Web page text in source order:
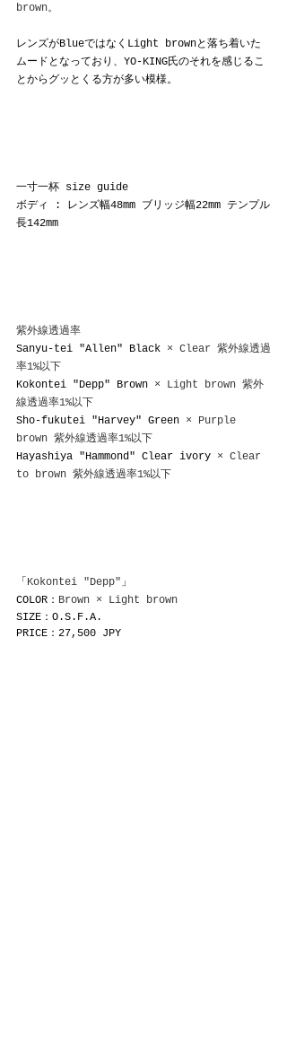
brown。
レンズがBlueではなくLight brownと落ち着いた
ムードとなっており、YO-KING氏のそれを感じるこ
とからグッとくる方が多い模様。
一寸一杯 size guide
ボディ : レンズ幅48mm ブリッジ幅22mm テンプル
長142mm
紫外線透過率
Sanyu-tei "Allen" Black × Clear 紫外線透過
率1%以下
Kokontei "Depp" Brown × Light brown 紫外
線透過率1%以下
Sho-fukutei "Harvey" Green × Purple
brown 紫外線透過率1%以下
Hayashiya "Hammond" Clear ivory × Clear
to brown 紫外線透過率1%以下
「 Kokontei "Depp"」
COLOR： Brown × Light brown
SIZE：O.S.F.A.
PRICE：27,500 JPY